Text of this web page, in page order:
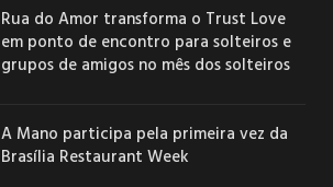
Rua do Amor transforma o Trust Love
em ponto de encontro para solteiros e
grupos de amigos no mês dos solteiros
A Mano participa pela primeira vez da
Brasília Restaurant Week